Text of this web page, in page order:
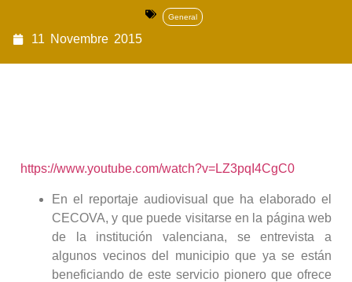
General
11 Novembre 2015
https://www.youtube.com/watch?v=LZ3pqI4CgC0
En el reportaje audiovisual que ha elaborado el
CECOVA, y que puede visitarse en la página web
de la institución valenciana, se entrevista a
algunos vecinos del municipio que ya se están
beneficiando de este servicio pionero que ofrece